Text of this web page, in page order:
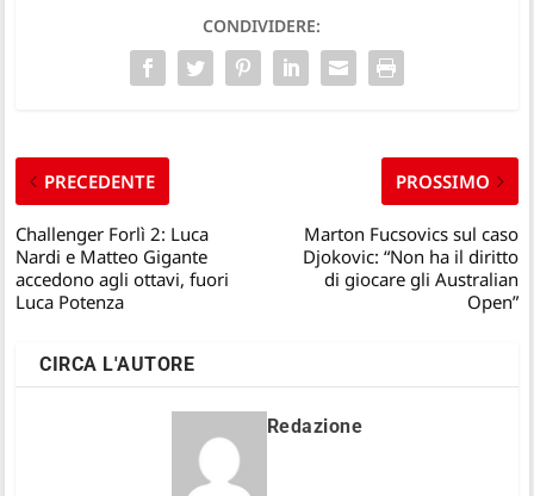
CONDIVIDERE:
PRECEDENTE
Challenger Forlì 2: Luca
Nardi e Matteo Gigante
accedono agli ottavi, fuori
Luca Potenza
PROSSIMO
Marton Fucsovics sul caso
Djokovic: “Non ha il diritto
di giocare gli Australian
Open”
CIRCA L'AUTORE
Redazione